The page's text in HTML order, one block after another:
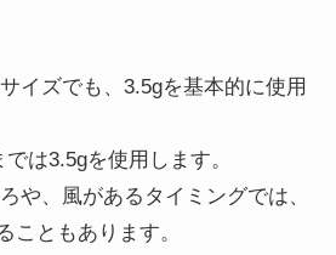
イズでも、3.5gを基本的に使用
は3.5gを使用します。
や、風があるタイミングでは、
こともあります。